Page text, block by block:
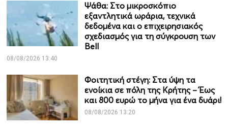
Ψάθα: Στο μικροσκόπιο
εξαντλητικά ωράρια, τεχνικά
δεδομένα και ο επιχειρησιακός
σχεδιασμός για τη σύγκρουση των
Bell
08/08/2026 13:40
Φοιτητική στέγη: Στα ύψη τα
ενοίκια σε πόλη της Κρήτης – Έως
και 800 ευρώ το μήνα για ένα δυάρι!
08/08/2026 13:20